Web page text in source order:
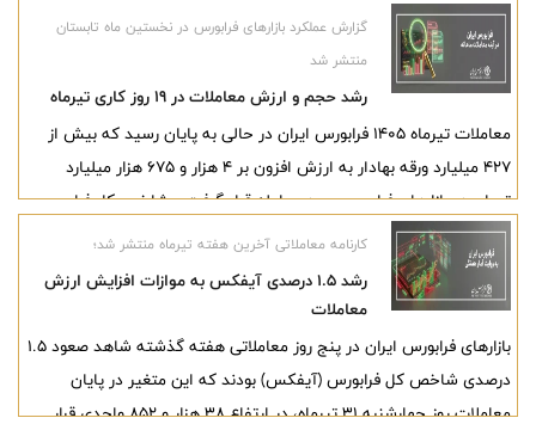
سال جاری به ۴۴.۳ درصد رسید.
گزارش عملکرد بازارهای فرابورس در نخستین ماه تابستان
منتشر شد
رشد حجم و ارزش معاملات در ۱۹ روز کاری تیرماه
معاملات تیر‌ماه ۱۴۰۵ فرابورس ایران در حالی به پایان رسید که بیش از
۴۲۷ میلیارد ورقه بهادار به ارزش افزون بر ۴ هزار و ۶۷۵ هزار میلیارد
تومان در بازارهای فرابورس مورد معامله قرار گرفت و شاخص کل فرابورس
(آیفکس) نیز در پایان ماه به ارتفاع ۳۸ هزار و ۸۵۳ واحد رسید.کارنامه معاملاتی آخرین هفته تیرماه منتشر شد؛
رشد ۱.۵ درصدی آیفکس به موازات افزایش ارزش
معاملات
بازارهای فرابورس ایران در پنج روز معاملاتی هفته گذشته شاهد صعود ۱.۵
درصدی شاخص کل فرابورس (آیفکس) بودند که این متغیر در پایان
معاملات روز چهارشنبه ۳۱ تیرماه، در ارتفاع ۳۸ هزار و ۸۵۲ واحدی قرار